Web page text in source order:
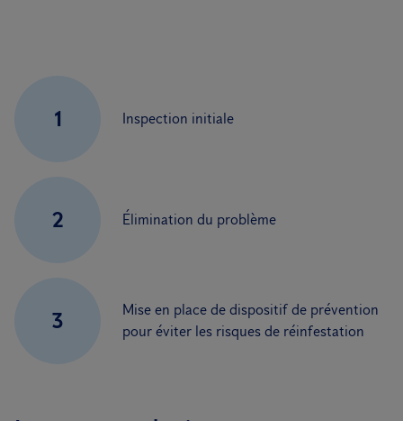
1 Inspection initiale
2 Élimination du problème
3
Mise en place de dispositif de prévention
pour éviter les risques de réinfestation